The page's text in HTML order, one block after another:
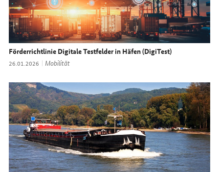
Förderrichtlinie Digitale Testfelder in Häfen (DigiTest)
Datum:
26.01.2026 Thema:
Mobilität